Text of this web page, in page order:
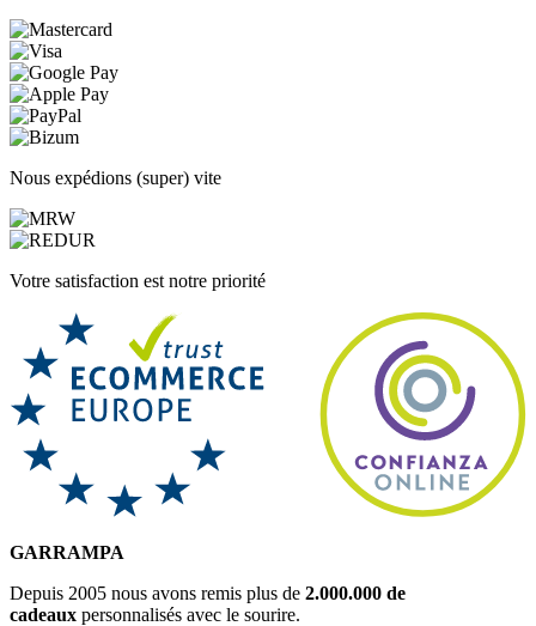
Nous expédions (super) vite
Votre satisfaction est notre priorité
GARRAMPA
Depuis 2005 nous avons remis plus de 2.000.000 de
cadeaux personnalisés avec le sourire.